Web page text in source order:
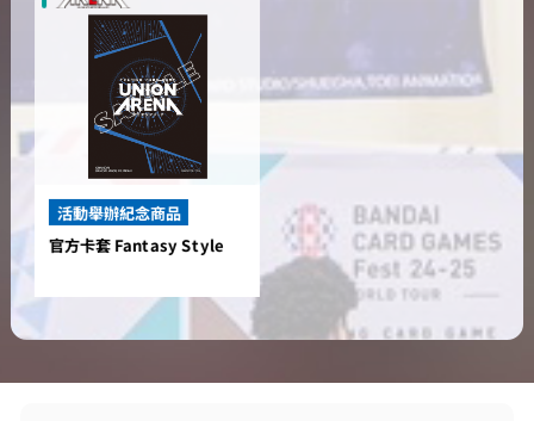
活動舉辦紀念商品
官方卡套 Fantasy Style